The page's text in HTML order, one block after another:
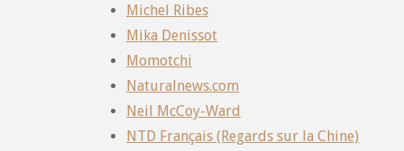
Michel Ribes
Mika Denissot
Momotchi
Naturalnews.com
Neil McCoy-Ward
NTD Français (Regards sur la Chine)